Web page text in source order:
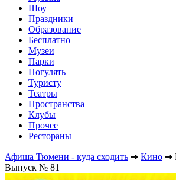
Шоу
Праздники
Образование
Бесплатно
Музеи
Парки
Погулять
Туристу
Театры
Пространства
Клубы
Прочее
Рестораны
Афиша Тюмени - куда сходить ➔ Кино ➔
Выпуск № 81